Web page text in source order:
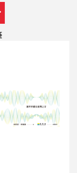
祝六
北
的新頁！ 其
身分反串男主